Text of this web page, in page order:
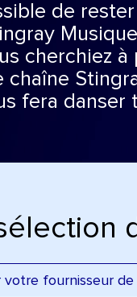
de
cherchiez
chaîne
fera danser
votre fournisseur de